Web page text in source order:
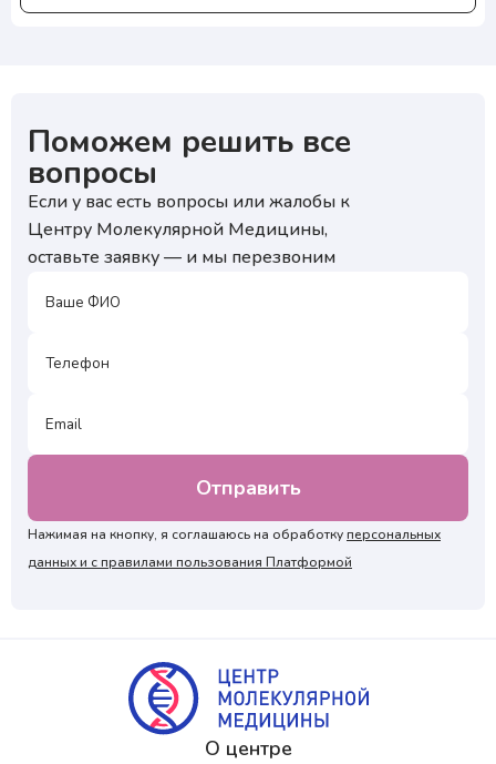
Поможем решить все
вопросы
Если у вас есть вопросы или жалобы к
Центру Молекулярной Медицины,
оставьте заявку — и мы перезвоним
Нажимая на кнопку, я соглашаюсь на обработкуперсональных
данных и с правилами пользования Платформой
О центре